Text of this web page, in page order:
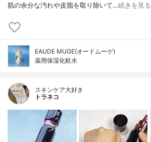
肌の余分な汚れや皮脂を取り除いて…続きを見る
EAUDE MUGE(オードムーゲ)
薬用保湿化粧水
スキンケア大好き
トラネコ